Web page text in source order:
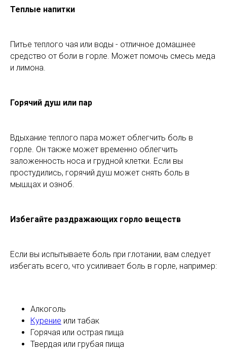
Теплые напитки
Питье теплого чая или воды - отличное домашнее
средство от боли в горле. Может помочь смесь меда
и лимона.
Горячий душ или пар
Вдыхание теплого пара может облегчить боль в
горле. Он также может временно облегчить
заложенность носа и грудной клетки. Если вы
простудились, горячий душ может снять боль в
мышцах и озноб.
Избегайте раздражающих горло веществ
Если вы испытываете боль при глотании, вам следует
избегать всего, что усиливает боль в горле, например:
Алкоголь
Курение или табак
Горячая или острая пища
Твердая или грубая пища